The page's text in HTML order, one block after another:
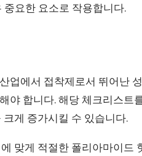
요한 요소로 작용합니다.
업에서 접착제로서 뛰어난
야 합니다. 해당 체크리스트
게 증가시킬 수 있습니다.
맞게 적절한 폴리아마이드